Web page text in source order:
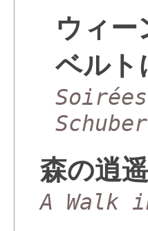
ウィー
ベルト
森の逍
A Walk